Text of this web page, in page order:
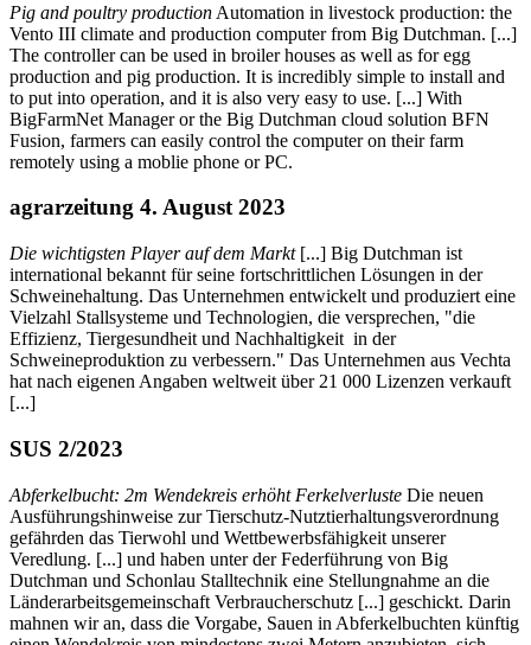
Pig and poultry production Automation in livestock production: the
Vento III climate and production computer from Big Dutchman. [...]
The controller can be used in broiler houses as well as for egg
production and pig production. It is incredibly simple to install and
to put into operation, and it is also very easy to use. [...] With
BigFarmNet Manager or the Big Dutchman cloud solution BFN
Fusion, farmers can easily control the computer on their farm
remotely using a moblie phone or PC.
agrarzeitung 4. August 2023
Die wichtigsten Player auf dem Markt[...] Big Dutchman ist
international bekannt für seine fortschrittlichen Lösungen in der
Schweinehaltung. Das Unternehmen entwickelt und produziert eine
Vielzahl Stallsysteme und Technologien, die versprechen, "die
Effizienz, Tiergesundheit und Nachhaltigkeit in der
Schweineproduktion zu verbessern." Das Unternehmen aus Vechta
hat nach eigenen Angaben weltweit über 21 000 Lizenzen verkauft
[...]
SUS 2/2023
Abferkelbucht: 2m Wendekreis erhöht Ferkelverluste Die neuen
Ausführungshinweise zur Tierschutz-Nutztierhaltungsverordnung
gefährden das Tierwohl und Wettbewerbsfähigkeit unserer
Veredlung. [...] und haben unter der Federführung von Big
Dutchman und Schonlau Stalltechnik eine Stellungnahme an die
Länderarbeitsgemeinschaft Verbraucherschutz [...] geschickt. Darin
mahnen wir an, dass die Vorgabe, Sauen in Abferkelbuchten künftig